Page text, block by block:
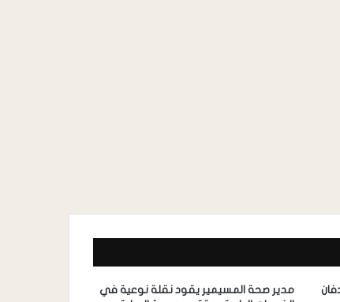
مدير صحة المسيمير يقود نقلة نوعية في